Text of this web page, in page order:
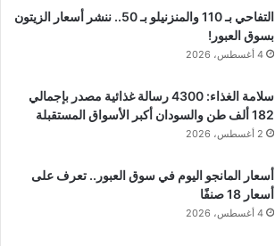
التفاحي بـ 110 والمنزنيلو بـ 50.. ننشر أسعار الزيتون
بسوق العبور!
4 أغسطس، 2026
سلامة الغذاء: 4300 رسالة غذائية مصدر بإجمالي
182 ألف طن والسودان أكبر الأسواق المستقبلة
2 أغسطس، 2026
أسعار المانجو اليوم في سوق العبور.. تعرف على
أسعار 18 صنفًا
4 أغسطس، 2026